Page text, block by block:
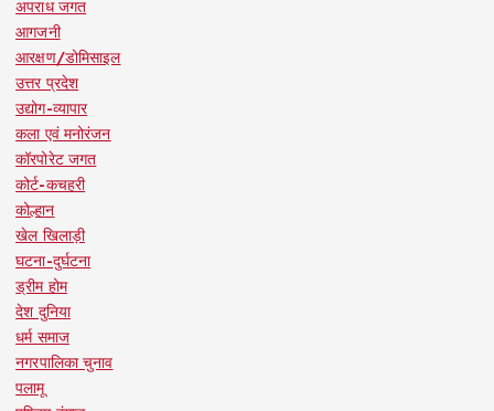
अपराध जगत
आगजनी
आरक्षण/डोमिसाइल
उत्तर प्रदेश
उद्योग-व्यापार
कला एवं मनोरंजन
कॉरपोरेट जगत
कोर्ट-कचहरी
कोल्हान
खेल खिलाड़ी
घटना-दुर्घटना
ड्रीम होम
देश दुनिया
धर्म समाज
नगरपालिका चुनाव
पलामू